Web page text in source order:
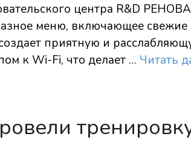
центра R&D
меню, включающее
приятную и
к Wi-Fi, что делает … Читать